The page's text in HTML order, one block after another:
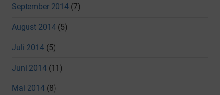
September 2014 (7)
August 2014 (5)
Juli 2014 (5)
Juni 2014 (11)
Mai 2014 (8)